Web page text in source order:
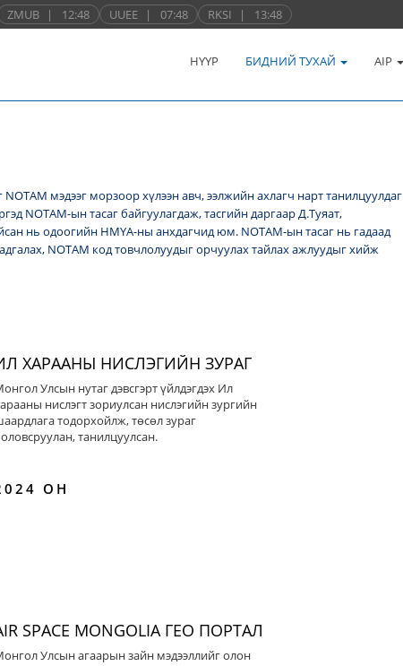
ZMUB | 12:48 UUEE | 07:48 RKSI | 13:48
НҮҮР БИДНИЙ ТУХАЙ AIP
мэдээг морзоор хүлээн авч, ээлжийн ахлагч нарт танилцуулдаг
NОТАМ-ын тасаг байгуулагдаж, тасгийн даргаар Д.Туяат,
нь одоогийн НМҮА-ны анхдагчид юм. NOTAM-ын тасаг нь гадаад
NОТАМ код товчлолуудыг орчуулах тайлах ажлуудыг хийж
ХАРААНЫ НИСЛЭГИЙН ЗУРАГ
Улсын нутаг дэвсгэрт үйлдэгдэх Ил
нислэгт зориулсан нислэгийн зургийн
тодорхойлж, төсөл зураг
танилцуулсан.
ОН
SPACE MONGOLIA ГЕО ПОРТАЛ
Улсын агаарын зайн мэдээллийг олон